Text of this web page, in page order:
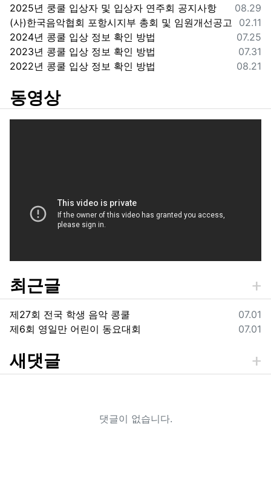
등록일
08.29
2025년 쿵쿨 입상자 및 입상자 연주회 공지사항
등록일
02.11
(사)한국음악협회 포항시지부 총회 및 임원개선공고
등록일
07.25
2024년 콩쿨 입상 정보 확인 방법
등록일
07.31
2023년 콩쿨 입상 정보 확인 방법
등록일
08.21
2022년 콩쿨 입상 정보 확인 방법
동영상
최근글
등록일
07.01
제27회 전국 학생 음악 콩쿨
등록일
07.01
제6회 영일만 어린이 동요대회
새댓글
댓글이 없습니다.